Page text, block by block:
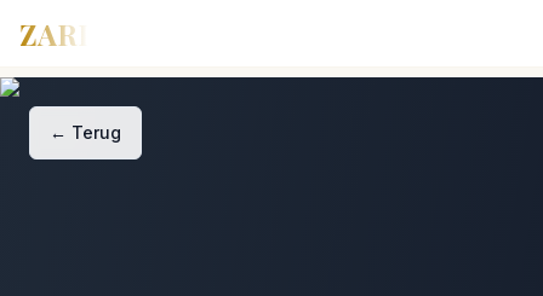
ZARI
← Terug